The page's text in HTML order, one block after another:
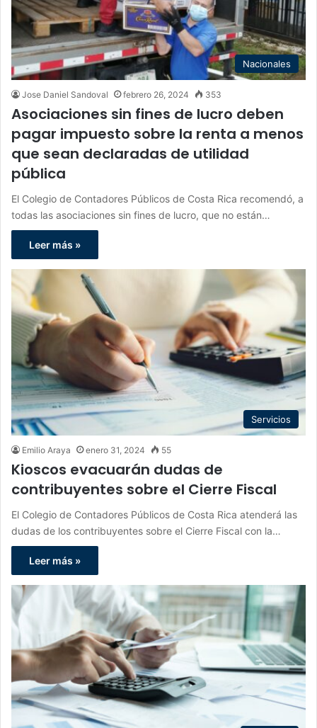
Nacionales
Jose Daniel Sandoval febrero 26, 2024 353
Asociaciones sin fines de lucro deben
pagar impuesto sobre la renta a menos
que sean declaradas de utilidad
pública
El Colegio de Contadores Públicos de Costa Rica recomendó, a
todas las asociaciones sin fines de lucro, que no están…
Leer más »
Servicios
Emilio Araya enero 31, 2024 55
Kioscos evacuarán dudas de
contribuyentes sobre el Cierre Fiscal
El Colegio de Contadores Públicos de Costa Rica atenderá las
dudas de los contribuyentes sobre el Cierre Fiscal con la…
Leer más »